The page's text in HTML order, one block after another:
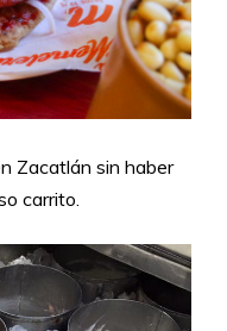
Zacatlán sin haber
carrito.